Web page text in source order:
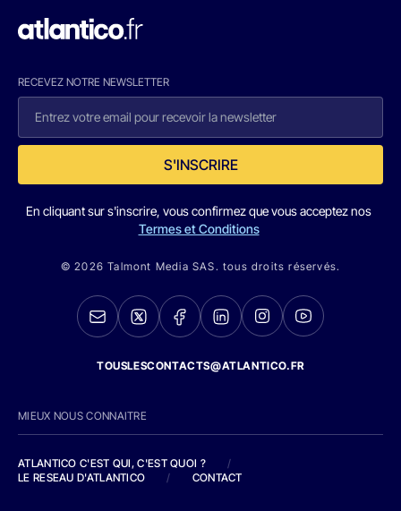
RECEVEZ NOTRE NEWSLETTER
S'INSCRIRE
En cliquant sur s'inscrire, vous confirmez que vous acceptez nos
Termes et Conditions
© 2026 Talmont Media SAS. tous droits réservés.
TOUSLESCONTACTS@ATLANTICO.FR
MIEUX NOUS CONNAITRE
ATLANTICO C'EST QUI, C'EST QUOI ?
/
LE RESEAU D'ATLANTICO
/ CONTACT